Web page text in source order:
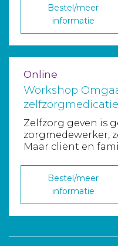
Bestel/meer
informatie
Online
Workshop
zelfzorgmedicatie
Zelfzorg geven is
zorgmedewerker,
Maar cliënt en
Bestel/meer
informatie